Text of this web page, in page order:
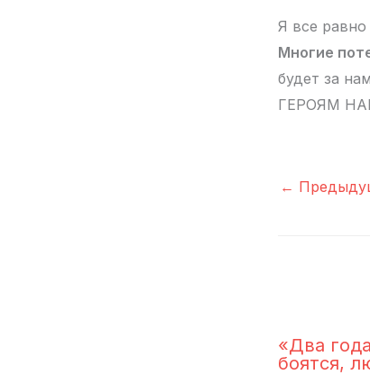
Я все
Многие
будет за
ГЕРОЯМ
←
«Два
боятся,